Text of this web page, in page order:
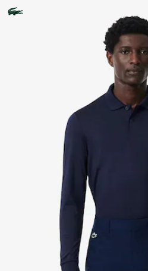
d’images
produit